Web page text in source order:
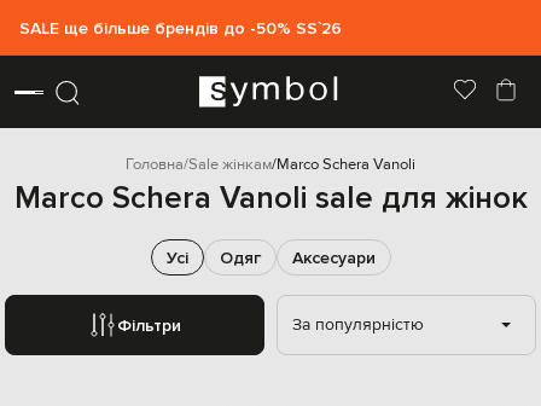
SALE ще більше брендів до -50% SS`26
Головна Sale жінкам Marco Schera Vanoli
Marco Schera Vanoli sale для жінок
Фільтри
Усі Одяг Аксесуари
За популярністю